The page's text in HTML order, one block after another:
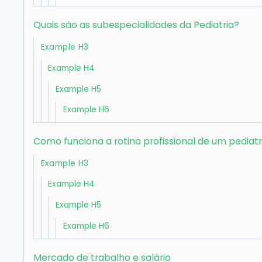
‍Quais são as subespecialidades da Pediatria?
Example H3
Example H4
Example H5
Example H6
Como funciona a rotina profissional de um
Example H3
Example H4
Example H5
Example H6
Mercado de trabalho e salário